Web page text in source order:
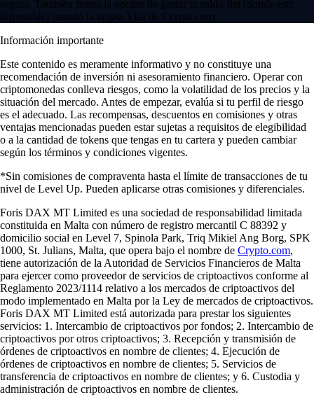
segura. También tienes la opción de gastar tu saldo fiat (donde esté
disponible) usando la tarjeta Visa de Crypto.com.
Información importante
Este contenido es meramente informativo y no constituye una
recomendación de inversión ni asesoramiento financiero. Operar con
criptomonedas conlleva riesgos, como la volatilidad de los precios y la
situación del mercado. Antes de empezar, evalúa si tu perfil de riesgo
es el adecuado. Las recompensas, descuentos en comisiones y otras
ventajas mencionadas pueden estar sujetas a requisitos de elegibilidad
o a la cantidad de tokens que tengas en tu cartera y pueden cambiar
según los términos y condiciones vigentes.
*Sin comisiones de compraventa hasta el límite de transacciones de tu
nivel de Level Up. Pueden aplicarse otras comisiones y diferenciales.
Foris DAX MT Limited es una sociedad de responsabilidad limitada
constituida en Malta con número de registro mercantil C 88392 y
domicilio social en Level 7, Spinola Park, Triq Mikiel Ang Borg, SPK
1000, St. Julians, Malta, que opera bajo el nombre de Crypto.com,
tiene autorización de la Autoridad de Servicios Financieros de Malta
para ejercer como proveedor de servicios de criptoactivos conforme al
Reglamento 2023/1114 relativo a los mercados de criptoactivos del
modo implementado en Malta por la Ley de mercados de criptoactivos.
Foris DAX MT Limited está autorizada para prestar los siguientes
servicios: 1. Intercambio de criptoactivos por fondos; 2. Intercambio de
criptoactivos por otros criptoactivos; 3. Recepción y transmisión de
órdenes de criptoactivos en nombre de clientes; 4. Ejecución de
órdenes de criptoactivos en nombre de clientes; 5. Servicios de
transferencia de criptoactivos en nombre de clientes; y 6. Custodia y
administración de criptoactivos en nombre de clientes.